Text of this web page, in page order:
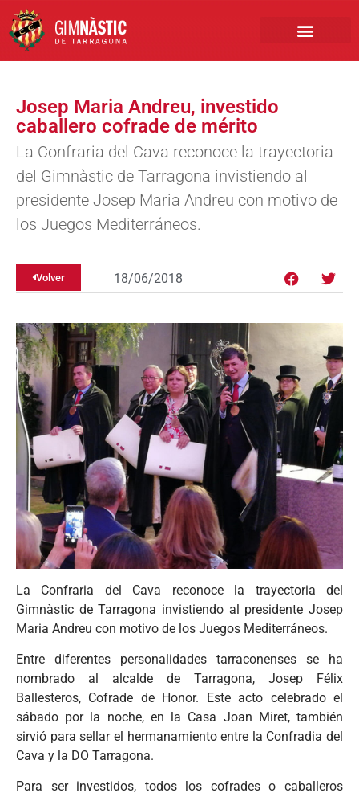
Josep Maria Andreu, investido
caballero cofrade de mérito
La Confraria del Cava reconoce la trayectoria
del Gimnàstic de Tarragona invistiendo al
presidente Josep Maria Andreu con motivo de
los Juegos Mediterráneos.
Volver 18/06/2018
La Confraria del Cava reconoce la trayectoria del
Gimnàstic de Tarragona invistiendo al presidente Josep
Maria Andreu con motivo de los Juegos Mediterráneos.
Entre diferentes personalidades tarraconenses se ha
nombrado al alcalde de Tarragona, Josep Félix
Ballesteros, Cofrade de Honor. Este acto celebrado el
sábado por la noche, en la Casa Joan Miret, también
sirvió para sellar el hermanamiento entre la Confradia del
Cava y la DO Tarragona.
Para ser investidos, todos los cofrades o caballeros